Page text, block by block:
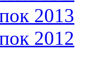
2013
2012